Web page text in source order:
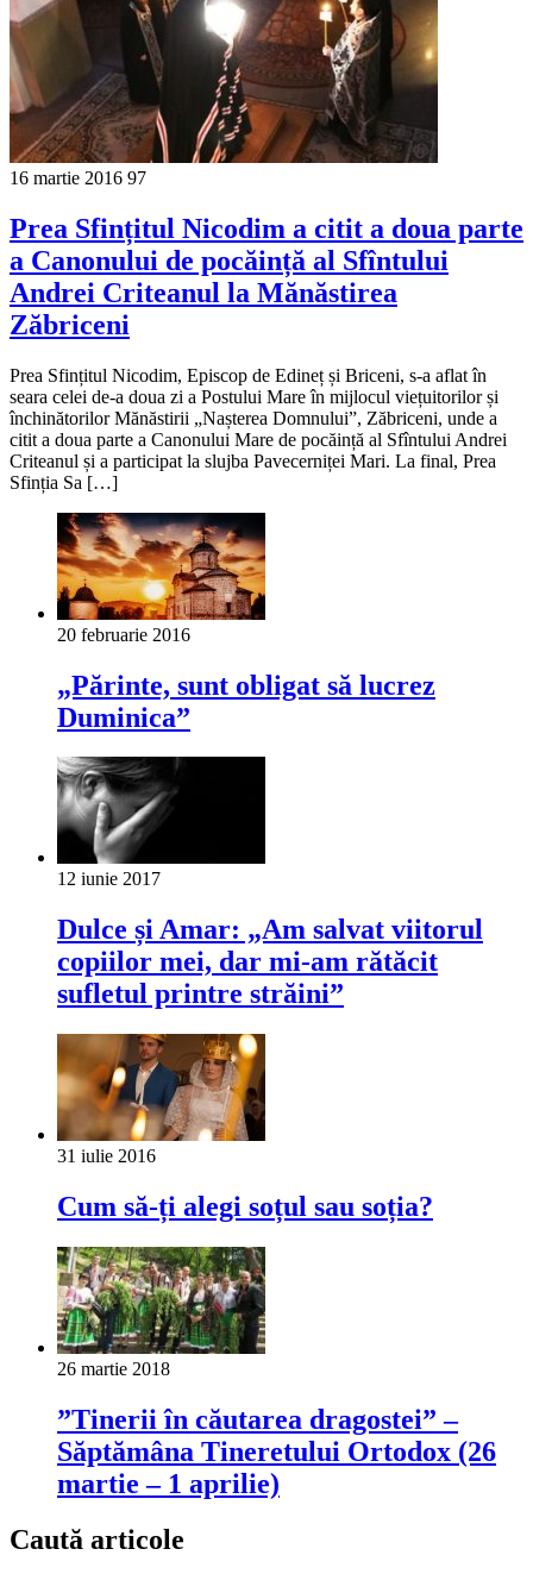
16 martie 2016 97
Prea Sfințitul Nicodim a citit a doua parte
a Canonului de pocăință al Sfîntului
Andrei Criteanul la Mănăstirea
Zăbriceni
Prea Sfințitul Nicodim, Episcop de Edineț și Briceni, s-a aflat în
seara celei de-a doua zi a Postului Mare în mijlocul viețuitorilor și
închinătorilor Mănăstirii „Nașterea Domnului”, Zăbriceni, unde a
citit a doua parte a Canonului Mare de pocăință al Sfîntului Andrei
Criteanul și a participat la slujba Pavecerniței Mari. La final, Prea
Sfinția Sa […]
20 februarie 2016
„Părinte, sunt obligat să lucrez
Duminica”
12 iunie 2017
Dulce și Amar: „Am salvat viitorul
copiilor mei, dar mi-am rătăcit
sufletul printre străini”
31 iulie 2016
Cum să-ți alegi soțul sau soția?
26 martie 2018
”Tinerii în căutarea dragostei” –
Săptămâna Tineretului Ortodox (26
martie – 1 aprilie)
Caută articole